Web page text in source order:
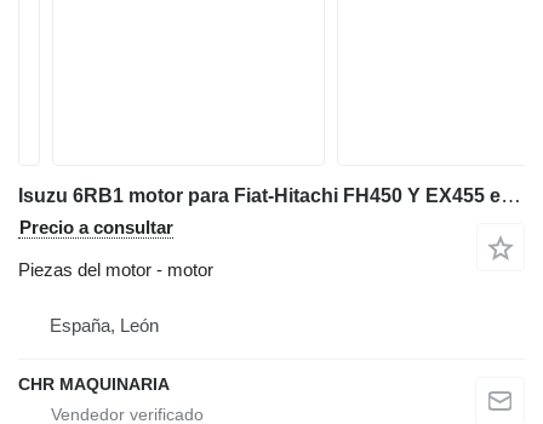
Isuzu 6RB1 motor para Fiat-Hitachi FH450 Y EX455 excavadora
Precio a consultar
Piezas del motor - motor
España, León
CHR MAQUINARIA